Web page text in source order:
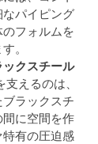
パイピング
フォルムを
。
クスチール
えるのは、
ラックスチ
に空間を作
有の圧迫感